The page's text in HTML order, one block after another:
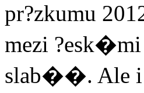
mezi
slab��. Ale i